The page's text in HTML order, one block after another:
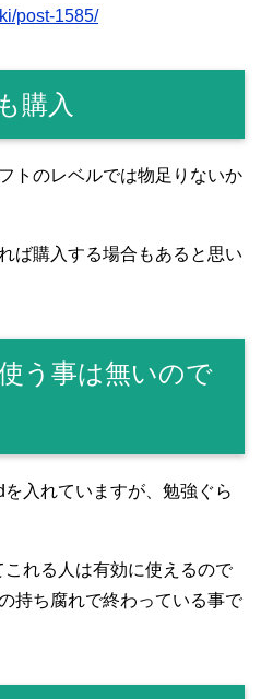
post-1585/
購入
トのレベルでは物足りないか
ば購入する場合もあると思い
う事は無いので
入れていますが、勉強ぐら
れる人は有効に使えるので
持ち腐れで終わっている事で